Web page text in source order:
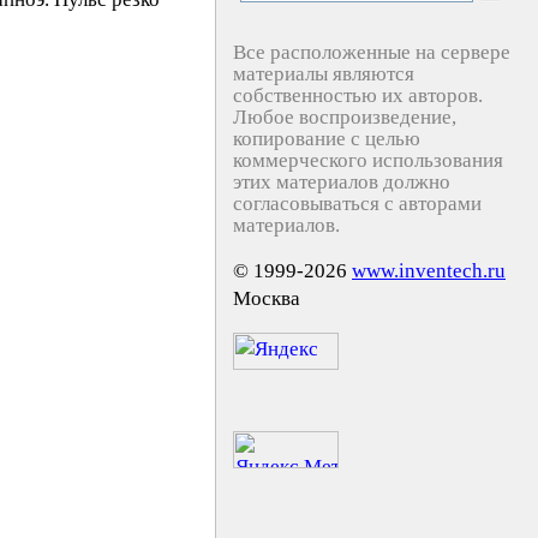
Все расположенные на сервере
материалы являются
собственностью их авторов.
Любое воспроизведение,
копирование с целью
коммерческого использования
этих материалов должно
согласовываться с авторами
материалов.
© 1999-2026 www.inventech.ru
Москва